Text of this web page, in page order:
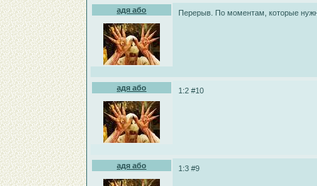
адя або Перерыв. По моментам, которые
адя або 1:2 #10
адя або 1:3 #9